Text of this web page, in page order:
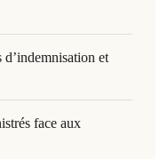
et
face aux